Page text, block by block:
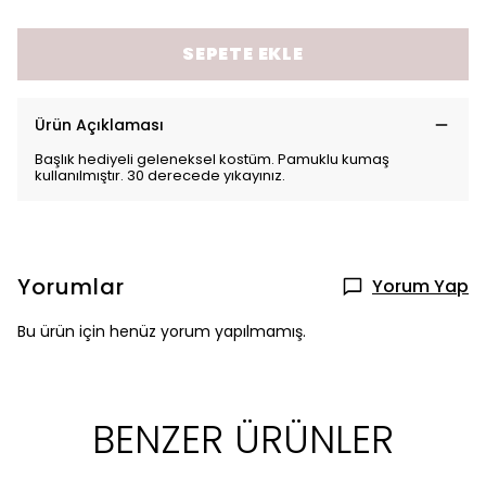
SEPETE EKLE
Ürün Açıklaması
Başlık hediyeli geleneksel kostüm. Pamuklu kumaş
kullanılmıştır. 30 derecede yıkayınız.
Yorumlar Yorum Yap
Bu ürün için henüz yorum yapılmamış.
BENZER ÜRÜNLER